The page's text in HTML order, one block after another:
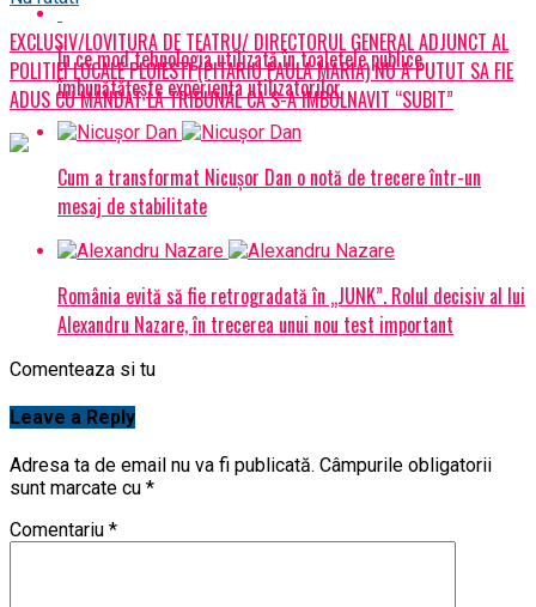
EXCLUSIV/LOVITURA DE TEATRU/ DIRECTORUL GENERAL ADJUNCT AL
POLITIEI LOCALE PLOIESTI (PITARIU PAULA MARIA) NU A PUTUT SA FIE
ADUS CU MANDAT LA TRIBUNAL CA S-A IMBOLNAVIT “SUBIT”
În ce mod tehnologia utilizată în toaletele publice
îmbunătățește experiența utilizatorilor
Cum a transformat Nicușor Dan o notă de trecere într-un
mesaj de stabilitate
România evită să fie retrogradată în „JUNK”. Rolul decisiv al lui
Alexandru Nazare, în trecerea unui nou test important
Comenteaza si tu
Leave a Reply
Adresa ta de email nu va fi publicată. Câmpurile obligatorii
sunt marcate cu *
Comentariu *